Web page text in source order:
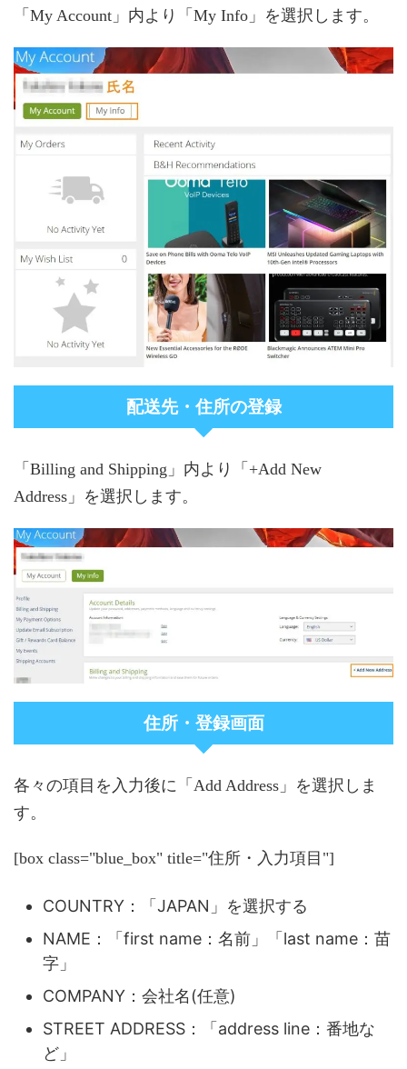
「My Account」内より「My Info」を選択します。
配送先・住所の登録
「Billing and Shipping」内より「+Add New
Address」を選択します。
住所・登録画面
各々の項目を入力後に「Add Address」を選択しま
す。
[box class="blue_box" title="住所・入力項目"]
COUNTRY：「JAPAN」を選択する
NAME：「first name：名前」「last name：苗
字」
COMPANY：会社名(任意)
STREET ADDRESS：「address line：番地な
ど」